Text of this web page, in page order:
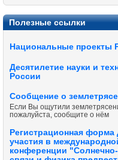
Полезные ссылки
Национальные проекты
Десятилетие науки и
России
Сообщение о
Если Вы ощутили
пожалуйста, сообщите о нём
Регистрационная форма
участия в
конференции